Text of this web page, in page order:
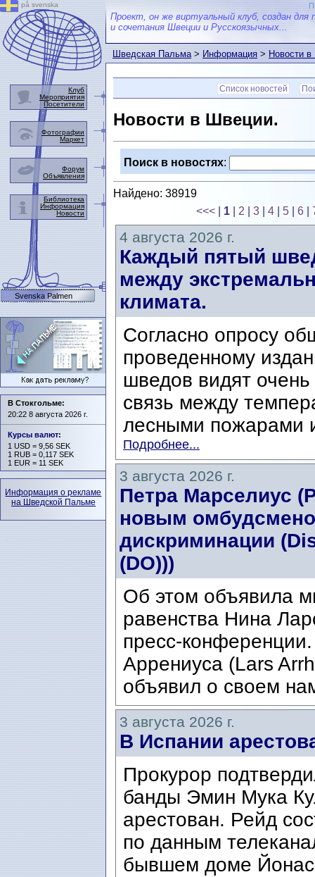
Проект, он же виртуальный клуб, создан для
и сочетания Швеции и Русскоязычных...
Шведская Пальма>Информация>Новости
Список новостей
Новости в Швеции.
Поиск в новостях:
Найдено: 38919
<<<
1 2 3 4 5 6
4 августа 2026 г.
Каждый пятый
между
климата.
Согласно опросу
проведенному
шведов видят
связь между
лесными пожарами
Подробнее...
3 августа 2026 г.
Петра Марселиус
новым
дискриминации
(DO)))
Об этом объявила
равенства Нина
пресс-
Аррениуса (Lars
объявил о своем
3 августа 2026 г.
В Испании
Прокурор
банды Эмин Мука
арестован. Рейд
по данным
бывшем доме
på svenska
Клуб
Мероприятия
Посетители
Фотографии
Маркет
Форум
Объявления
Библиотека
Информация
Новости
Svenska Palmen
В Стокгольме:
20:22 8 августа 2026 г.
Курсы валют:
1 USD = 9,56 SEK
1 RUB = 0,117 SEK
1 EUR = 11 SEK
Информация о рекламе
на Шведской Пальме